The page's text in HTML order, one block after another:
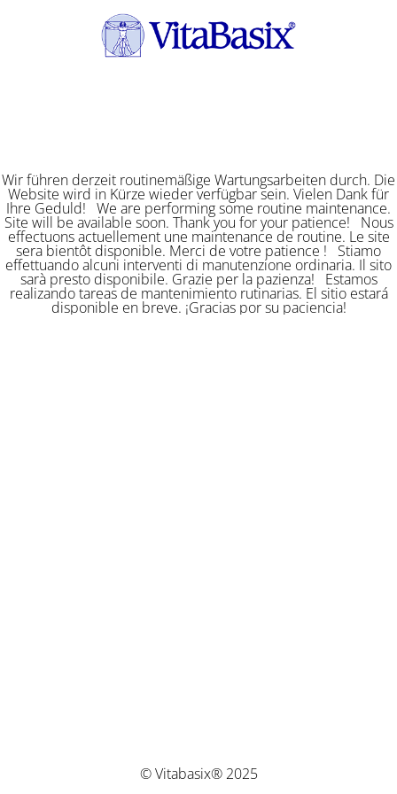
Wir führen derzeit routinemäßige Wartungsarbeiten durch. Die
Website wird in Kürze wieder verfügbar sein. Vielen Dank für
Ihre Geduld! We are performing some routine maintenance.
Site will be available soon. Thank you for your patience! Nous
effectuons actuellement une maintenance de routine. Le site
sera bientôt disponible. Merci de votre patience ! Stiamo
effettuando alcuni interventi di manutenzione ordinaria. Il sito
sarà presto disponibile. Grazie per la pazienza! Estamos
realizando tareas de mantenimiento rutinarias. El sitio estará
disponible en breve. ¡Gracias por su paciencia!
© Vitabasix® 2025